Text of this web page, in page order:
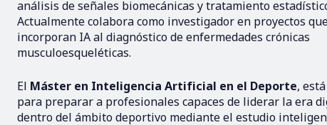
análisis de señales biomecánicas y tratamiento
Actualmente colabora como investigador en proyectos
incorporan IA al diagnóstico de enfermedades crónicas
musculoesqueléticas.
El Máster en Inteligencia Artificial en el Deporte,
para preparar a profesionales capaces de liderar la era
dentro del ámbito deportivo mediante el estudio